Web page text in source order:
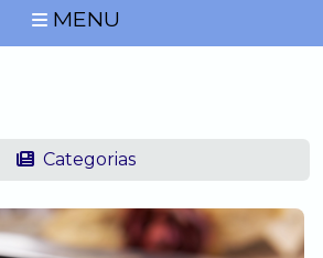
MENU
Categorias